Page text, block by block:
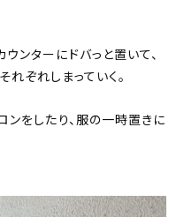
ンターにドバっと置いて、
ぞれしまっていく。
ンをしたり、服の一時置きに